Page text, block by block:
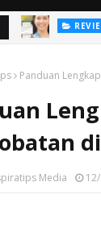
Panduan
Media